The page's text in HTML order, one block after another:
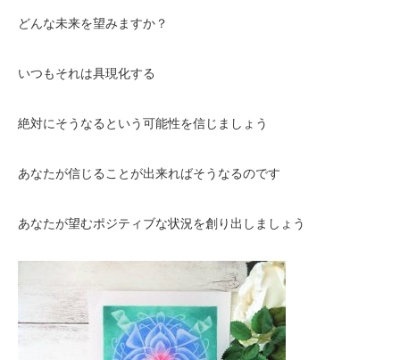
どんな未来を望みますか？
いつもそれは具現化する
絶対にそうなるという可能性を信じましょう
あなたが信じることが出来ればそうなるのです
あなたが望むポジティブな状況を創り出しましょう